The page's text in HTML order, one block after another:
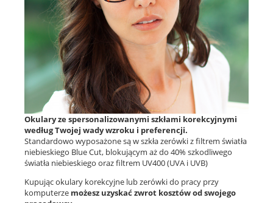
Okulary ze spersonalizowanymi szkłami korekcyjnymi
według Twojej wady wzroku i preferencji.
Standardowo wyposażone są w szkła zerówki z filtrem światła
niebieskiego Blue Cut, blokującym aż do 40% szkodliwego
światła niebieskiego oraz filtrem UV400 (UVA i UVB)
Kupując okulary korekcyjne lub zerówki do pracy przy
komputerze możesz uzyskać zwrot kosztów od swojego